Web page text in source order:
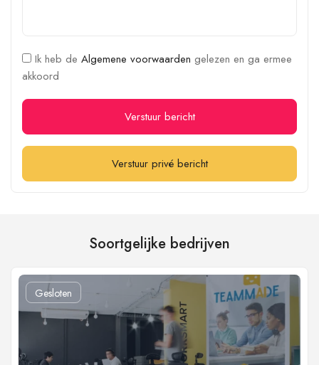
Ik heb de Algemene voorwaarden gelezen en ga ermee
akkoord
Verstuur bericht
Verstuur privé bericht
Soortgelijke bedrijven
Gesloten